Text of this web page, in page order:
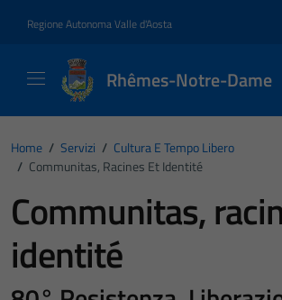
Regione Autonoma Valle d'Aosta
Rhêmes-Notre-Dame
Home / Servizi / Cultura E Tempo Libero
/ Communitas, Racines Et Identité
Communitas,
identité